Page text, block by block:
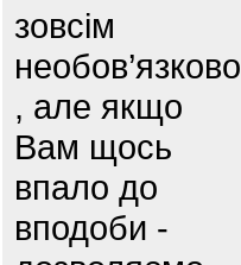
зовсім
необов’язково
, але якщо
Вам щось
впало до
вподоби -